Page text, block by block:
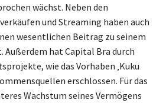
wächst. Neben den
und Streaming haben auch
wesentlichen Beitrag zu seinem
hat Capital Bra durch
wie das Vorhaben ‚Kuku
erschlossen. Für das
Wachstum seines Vermögens